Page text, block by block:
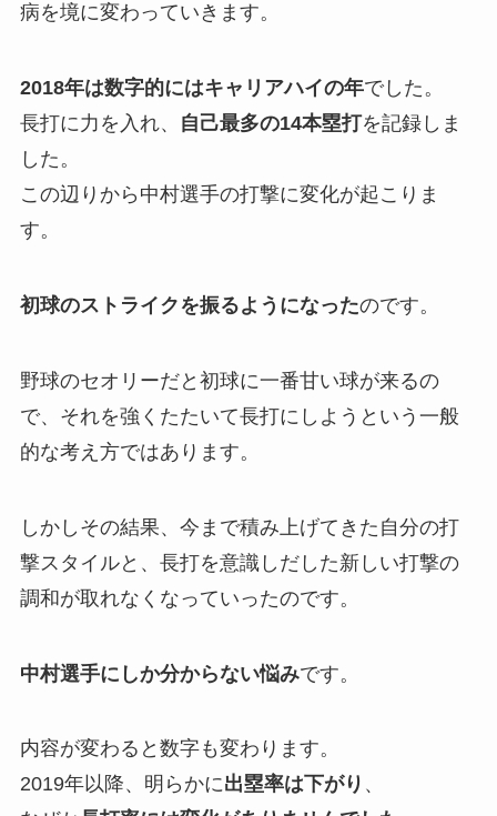
病を境に変わっていきます。
2018年は数字的にはキャリアハイの年でした。
長打に力を入れ、
自己最多の14本塁打を記録しま
した。
この辺りから中村選手の打撃に変化が起こりま
す。
初球のストライクを振るようになったのです。
野球のセオリーだと初球に一番甘い球が来るの
で、それを強くたたいて長打にしようという一般
的な考え方ではあります。
しかしその結果、今まで積み上げてきた自分の打
撃スタイルと、長打を意識しだした新しい打撃の
調和が取れなくなっていったのです。
中村選手にしか分からない悩みです。
内容が変わると数字も変わります。
2019年以降、明らかに出塁率は下がり 、